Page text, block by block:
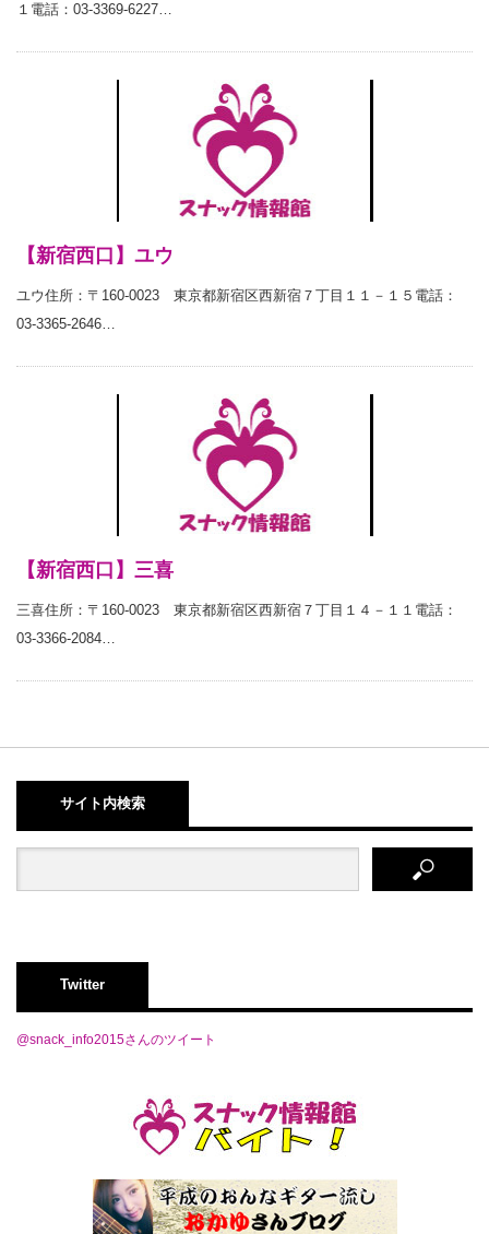
１電話：03-3369-6227…
【新宿西口】ユウ
ユウ住所：〒160-0023 東京都新宿区西新宿７丁目１１－１５電話：
03-3365-2646…
【新宿西口】三喜
三喜住所：〒160-0023 東京都新宿区西新宿７丁目１４－１１電話：
03-3366-2084…
サイト内検索
Twitter
@snack_info2015さんのツイート